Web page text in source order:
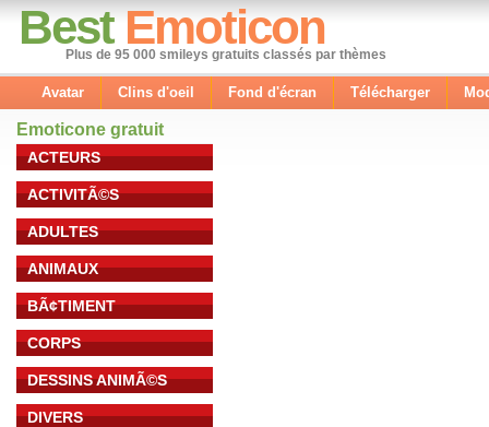
Best Emoticon
Plus de 95 000 smileys gratuits classés par thèmes
Avatar Clins d'oeil Fond d'écran Télécharger
Emoticone gratuit
ACTEURS
ACTIVITÃ©S
ADULTES
ANIMAUX
BÃ¢TIMENT
CORPS
DESSINS ANIMÃ©S
DIVERS